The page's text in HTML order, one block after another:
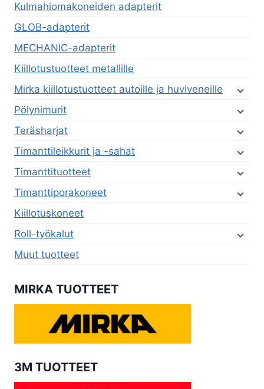
Kulmahiomakoneiden adapterit
GLOB-adapterit
MECHANIC-adapterit
Kiillotustuotteet metallille
Mirka kiillotustuotteet autoille ja huviveneille
Pölynimurit
Teräsharjat
Timanttileikkurit ja -sahat
Timanttituotteet
Timanttiporakoneet
Kiillotuskoneet
Roll-työkalut
Muut tuotteet
MIRKA TUOTTEET
3M TUOTTEET